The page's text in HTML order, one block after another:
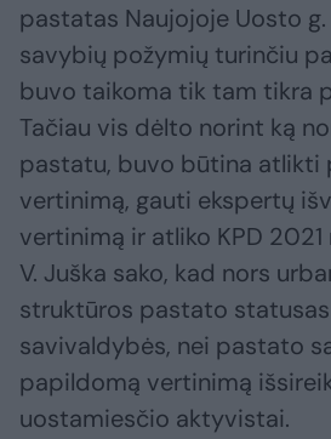
pastatas Naujojoje Uosto
savybių požymių turinčiu
buvo taikoma tik tam tikra
Tačiau vis dėlto norint ką
pastatu, buvo būtina atlikti
vertinimą, gauti ekspertų
vertinimą ir atliko KPD
V. Juška sako, kad nors
struktūros pastato
savivaldybės, nei pastato
papildomą vertinimą
uostamiesčio aktyvistai.